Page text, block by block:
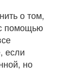
о том,
помощью
если
но